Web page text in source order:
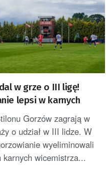
w grze o III ligę!
lepsi w karnych
Gorzów zagrają w
o udział w III lidze. W
wyeliminowali
karnych wicemistrza...